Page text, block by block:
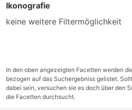
Ikonografie
keine weitere Filtermöglichkeit
In den oben angezeigten Facetten werden
bezogen auf das Suchergebniss gelistet.
dabei sein, versuchen sie es doch über den
die Facetten durchsucht.